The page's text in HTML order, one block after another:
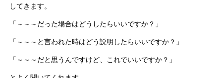
してきます。
「～～～だった場合はどうしたらいいですか？」
「～～～と言われた時はどう説明したらいいですか？」
「～～～だと思うんですけど、これでいいですか？」